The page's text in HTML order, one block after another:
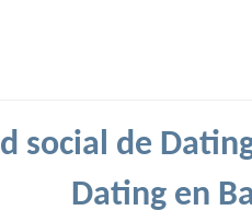
social de
Dating en